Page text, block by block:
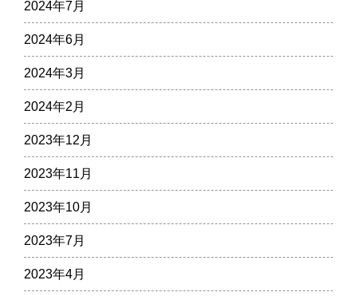
2024年7月
2024年6月
2024年3月
2024年2月
2023年12月
2023年11月
2023年10月
2023年7月
2023年4月